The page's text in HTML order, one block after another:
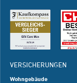
VERSICHERUNGEN
Wohngebäude